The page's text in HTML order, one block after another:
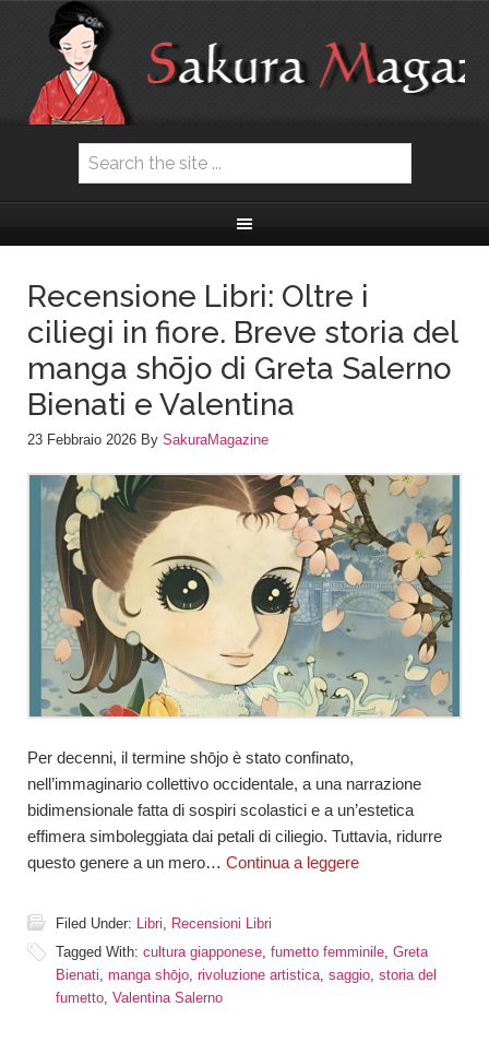
Recensione Libri: Oltre i
ciliegi in fiore. Breve storia del
manga shōjo di Greta Salerno
Bienati e Valentina
23 Febbraio 2026 By SakuraMagazine
Per decenni, il termine shōjo è stato confinato,
nell’immaginario collettivo occidentale, a una narrazione
bidimensionale fatta di sospiri scolastici e a un’estetica
effimera simboleggiata dai petali di ciliegio. Tuttavia, ridurre
questo genere a un mero… Continua a leggere
Filed Under: Libri
Recensioni Libri
Tagged With: cultura giapponese fumetto femminile Greta
Bienati manga shōjo rivoluzione artistica saggio storia del
fumetto Valentina Salerno